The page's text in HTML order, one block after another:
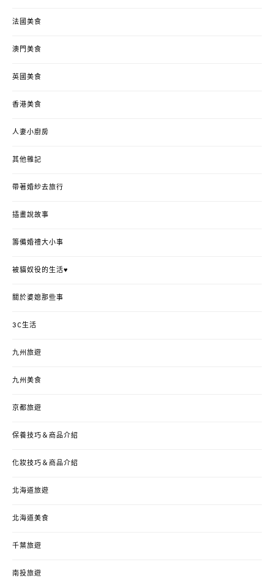
法國美食
澳門美食
英國美食
香港美食
人妻小廚房
其他雜記
帶著婚紗去旅行
插畫說故事
籌備婚禮大小事
被貓奴役的生活♥
關於婆媳那些事
3C生活
九州旅遊
九州美食
京都旅遊
保養技巧＆商品介紹
化妝技巧＆商品介紹
北海道旅遊
北海道美食
千葉旅遊
南投旅遊